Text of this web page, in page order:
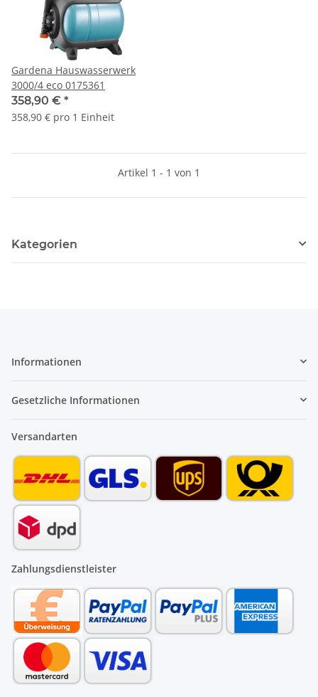
Gardena Hauswasserwerk
3000/4 eco 0175361
358,90 € *
358,90 € pro 1 Einheit
Artikel 1 - 1 von 1
Kategorien
Informationen
Gesetzliche Informationen
Versandarten
Zahlungsdienstleister